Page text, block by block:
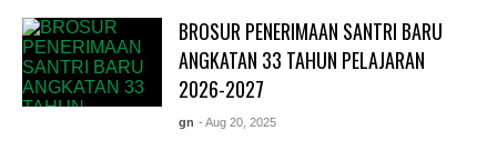
BROSUR PENERIMAAN SANTRI BARU
ANGKATAN 33 TAHUN PELAJARAN
2026-2027
gn - Aug 20, 2025